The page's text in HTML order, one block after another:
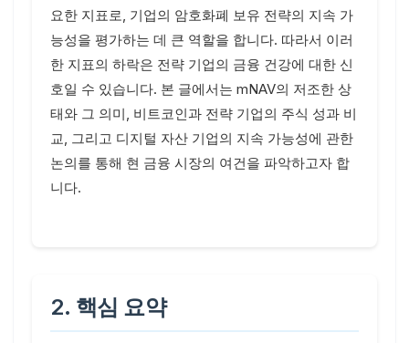
요한 지표로, 기업의 암호화폐 보유 전략의 지속 가
능성을 평가하는 데 큰 역할을 합니다. 따라서 이러
한 지표의 하락은 전략 기업의 금융 건강에 대한 신
호일 수 있습니다. 본 글에서는 mNAV의 저조한 상
태와 그 의미, 비트코인과 전략 기업의 주식 성과 비
교, 그리고 디지털 자산 기업의 지속 가능성에 관한
논의를 통해 현 금융 시장의 여건을 파악하고자 합
니다.
2. 핵심 요약